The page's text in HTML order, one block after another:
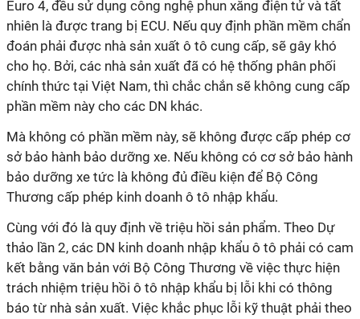
Euro 4, đều sử dụng công nghệ phun xăng điện tử và tất
nhiên là được trang bị ECU. Nếu quy định phần mềm chẩn
đoán phải được nhà sản xuất ô tô cung cấp, sẽ gây khó
cho họ. Bởi, các nhà sản xuất đã có hệ thống phân phối
chính thức tại Việt Nam, thì chắc chắn sẽ không cung cấp
phần mềm này cho các DN khác.
Mà không có phần mềm này, sẽ không được cấp phép cơ
sở bảo hành bảo dưỡng xe. Nếu không có cơ sở bảo hành
bảo dưỡng xe tức là không đủ điều kiện để Bộ Công
Thương cấp phép kinh doanh ô tô nhập khẩu.
Cùng với đó là quy định về triệu hồi sản phẩm. Theo Dự
thảo lần 2, các DN kinh doanh nhập khẩu ô tô phải có cam
kết bằng văn bản với Bộ Công Thương về việc thực hiện
trách nhiệm triệu hồi ô tô nhập khẩu bị lỗi khi có thông
báo từ nhà sản xuất. Việc khắc phục lỗi kỹ thuật phải theo